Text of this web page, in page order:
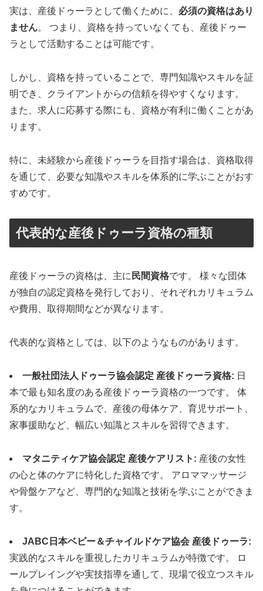
実は、産後ドゥーラとして働くために、 必須の資格はあり
ません。 つまり、資格を持っていなくても、産後ドゥー
ラとして活動することは可能です。
しかし、資格を持っていることで、専門知識やスキルを証
明でき、クライアントからの信頼を得やすくなります。
また、求人に応募する際にも、資格が有利に働くことがあ
ります。
特に、未経験から産後ドゥーラを目指す場合は、資格取得
を通じて、必要な知識やスキルを体系的に学ぶことがおす
すめです。
代表的な産後ドゥーラ資格の種類
産後ドゥーラの資格は、主に 民間資格です。 様々な団体
が独自の認定資格を発行しており、それぞれカリキュラム
や費用、取得期間などが異なります。
代表的な資格としては、以下のようなものがあります。
一般社団法人ドゥーラ協会認定 産後ドゥーラ資格: 日
本で最も知名度のある産後ドゥーラ資格の一つです。 体
系的なカリキュラムで、産後の母体ケア、育児サポート、
家事援助など、幅広い知識とスキルを習得できます。
マタニティケア協会認定 産後ケアリスト: 産後の女性
の心と体のケアに特化した資格です。 アロママッサージ
や骨盤ケアなど、専門的な知識と技術を学ぶことができま
す。
JABC日本ベビー＆チャイルドケア協会 産後ドゥーラ:
実践的なスキルを重視したカリキュラムが特徴です。 ロ
ールプレイングや実技指導を通して、現場で役立つスキル